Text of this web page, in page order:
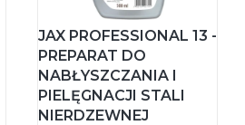
JAX PROFESSIONAL 13 -
PREPARAT DO
NABŁYSZCZANIA I
PIELĘGNACJI STALI
NIERDZEWNEJ